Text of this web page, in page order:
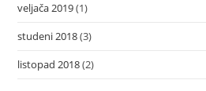
veljača 2019(1)
studeni 2018(3)
listopad 2018(2)